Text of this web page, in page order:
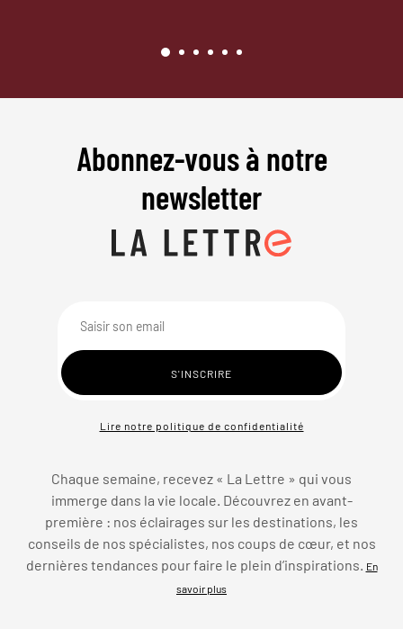
Abonnez-vous à notre
newsletter
Lire notre politique de confidentialité
Chaque semaine, recevez « La Lettre » qui vous
immerge dans la vie locale. Découvrez en avant-
première : nos éclairages sur les destinations, les
conseils de nos spécialistes, nos coups de cœur, et nos
dernières tendances pour faire le plein d’inspirations.
En
savoir plus